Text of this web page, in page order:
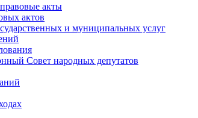
акты
актов
и муниципальных услуг
Совет народных депутатов